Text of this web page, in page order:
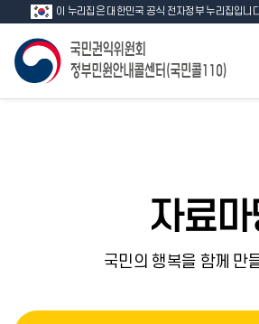
이 누리집은 대한민국 공식 전자정부 누리집입니
자료
국민의 행복을 함께 만